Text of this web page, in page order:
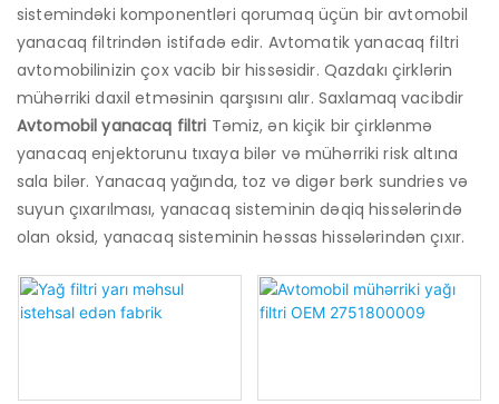
sistemindəki komponentləri qorumaq üçün bir avtomobil
yanacaq filtrindən istifadə edir. Avtomatik yanacaq filtri
avtomobilinizin çox vacib bir hissəsidir. Qazdakı çirklərin
mühərriki daxil etməsinin qarşısını alır. Saxlamaq vacibdir
Avtomobil yanacaq filtri Təmiz, ən kiçik bir çirklənmə
yanacaq enjektorunu tıxaya bilər və mühərriki risk altına
sala bilər. Yanacaq yağında, toz və digər bərk sundries və
suyun çıxarılması, yanacaq sisteminin dəqiq hissələrində
olan oksid, yanacaq sisteminin həssas hissələrindən çıxır.